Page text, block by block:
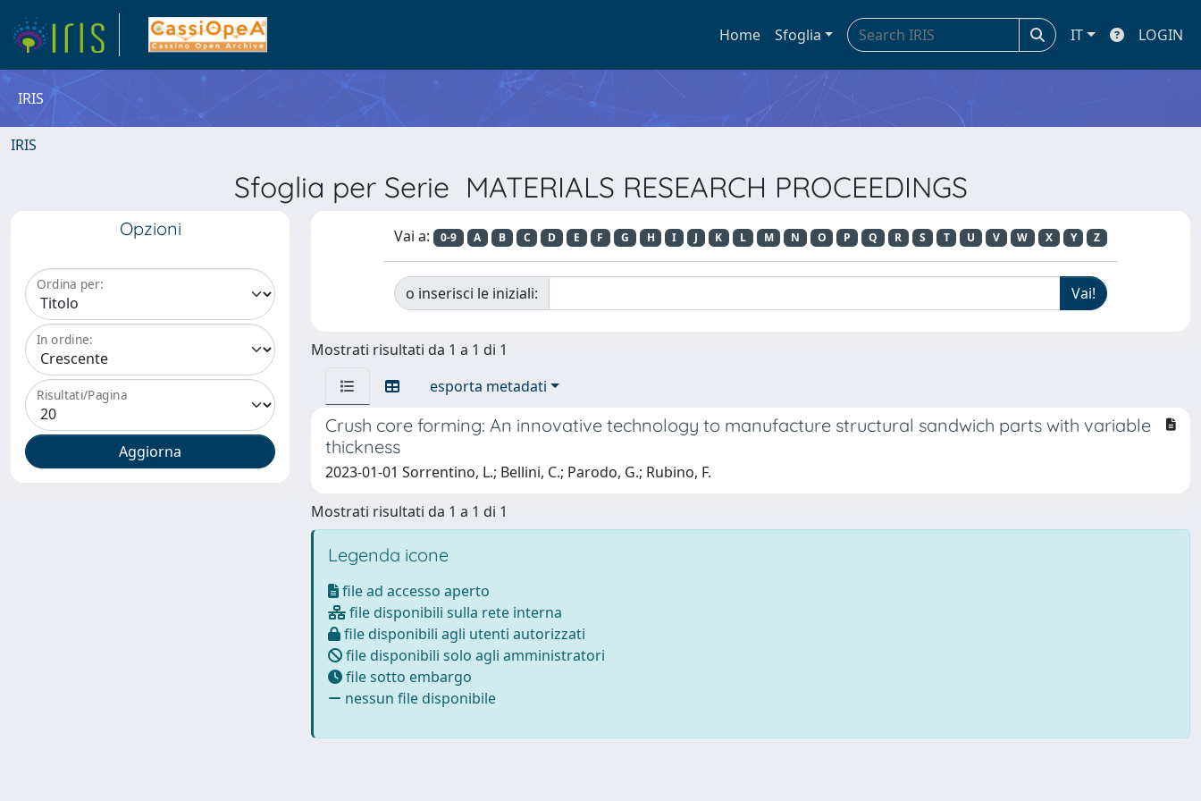
Home Sfoglia IT LOGIN
IRIS
IRIS
Sfoglia per Serie MATERIALS RESEARCH PROCEEDINGS
Opzioni
Ordina per:
In ordine:
Risultati/Pagina
Vai a: 0-9 A B C D E F G H I J K L M N O P Q R S T U V W X Y Z
o inserisci le iniziali:
Mostrati risultati da 1 a 1 di 1
esporta metadati
Crush core forming: An innovative technology to manufacture structural sandwich parts with variable
thickness
2023-01-01 Sorrentino, L.; Bellini, C.; Parodo, G.; Rubino, F.
Mostrati risultati da 1 a 1 di 1
Legenda icone
file ad accesso aperto
file disponibili sulla rete interna
file disponibili agli utenti autorizzati
file disponibili solo agli amministratori
file sotto embargo
nessun file disponibile